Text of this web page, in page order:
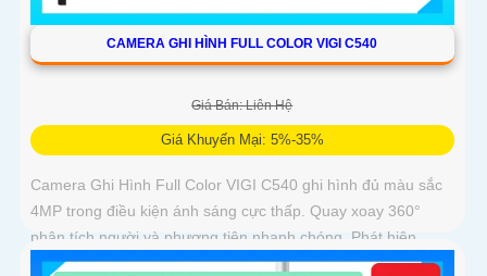
CAMERA GHI HÌNH FULL COLOR VIGI C540
Giá Bán: Liên Hệ
Giá Khuyến Mại: 5%-35%
Camera Ghi Hình Full Color VIGI C540 ghi hình đủ màu sắc
4MP trong điều kiện ánh sáng cực thấp. Quay xoay 360°
phân tích người và phương tiện nhanh chóng. Phát hiện
thông minh xâm nhập khu vực